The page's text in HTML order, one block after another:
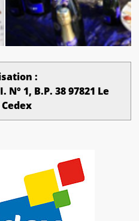
:
1, B.P. 38 97821 Le